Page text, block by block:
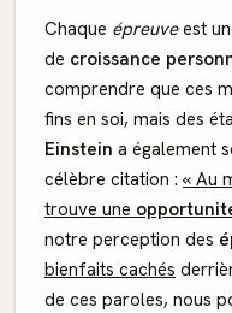
Chaque épreuveest
de croissance
comprendre que ces
fins en soi, mais des
Einstein a également
célèbre citation : « Au
trouve une
notre perception des
bienfaits cachés
de ces paroles, nous